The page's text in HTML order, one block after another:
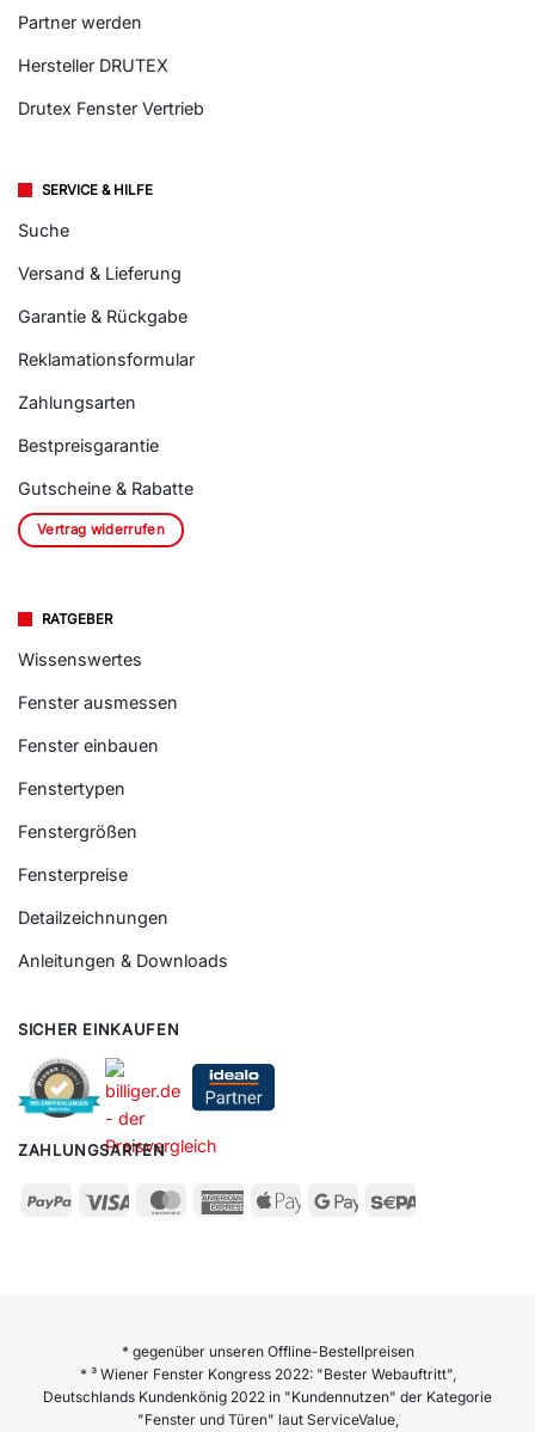
Partner werden
Hersteller DRUTEX
Drutex Fenster Vertrieb
SERVICE & HILFE
Suche
Versand & Lieferung
Garantie & Rückgabe
Reklamationsformular
Zahlungsarten
Bestpreisgarantie
Gutscheine & Rabatte
Vertrag widerrufen
RATGEBER
Wissenswertes
Fenster ausmessen
Fenster einbauen
Fenstertypen
Fenstergrößen
Fensterpreise
Detailzeichnungen
Anleitungen & Downloads
SICHER EINKAUFEN
ZAHLUNGSARTEN
* gegenüber unseren Offline-Bestellpreisen
* ³ Wiener Fenster Kongress 2022: "Bester Webauftritt",
Deutschlands Kundenkönig 2022 in "Kundennutzen" der Kategorie
"Fenster und Türen" laut ServiceValue,